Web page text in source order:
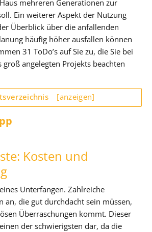
mehreren Generationen zur
Ein weiterer Aspekt der Nutzung
Überblick über die anfallenden
häufig höher ausfallen können
31 ToDo’s auf Sie zu, die Sie bei
groß angelegten Projekts beachten
[anzeigen]
Kosten und
Unterfangen. Zahlreiche
an, die gut durchdacht sein müssen,
Überraschungen kommt. Dieser
der schwierigsten dar, da die